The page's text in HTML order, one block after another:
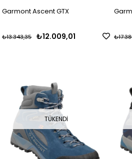
Garmont Ascent GTX
₺12.009,01
₺13.343,35
TÜKENDI